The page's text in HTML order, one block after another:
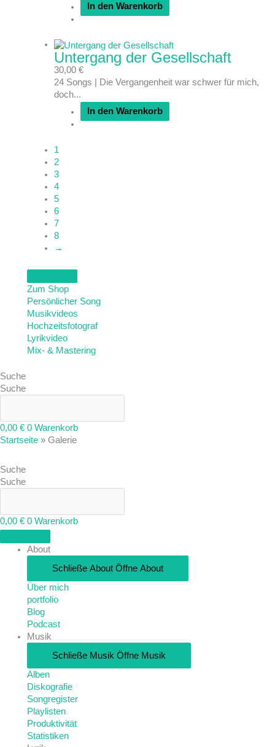
In den Warenkorb
Untergang der Gesellschaft
30,00 €
24 Songs | Die Vergangenheit war schwer für mich,
doch...
In den Warenkorb
1
2
3
4
5
6
7
8
→
Zum Shop
Persönlicher Song
Musikvideos
Hochzeitsfotograf
Lyrikvideo
Mix- & Mastering
Suche
Suche
0,00 € 0 Warenkorb
Startseite » Galerie
Suche
Suche
0,00 € 0 Warenkorb
About
Schließe About Öffne About
Über mich
portfolio
Blog
Podcast
Musik
Schließe Musik Öffne Musik
Alben
Diskografie
Songregister
Playlisten
Produktivität
Statistiken